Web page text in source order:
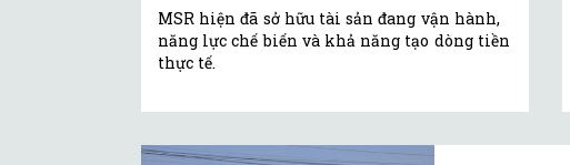
MSR hiện đã sở hữu tài sản đang vận hành,
năng lực chế biến và khả năng tạo dòng tiền
thực tế.